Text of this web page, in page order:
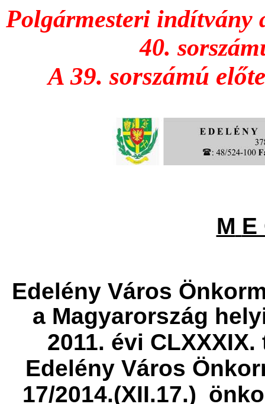
Polgármesteri indítvány
40.
A 39. sorszámú
M E
Edelény Város
a Magyarország
2011. évi
Edelény Város
17/2014.(XII.17.)